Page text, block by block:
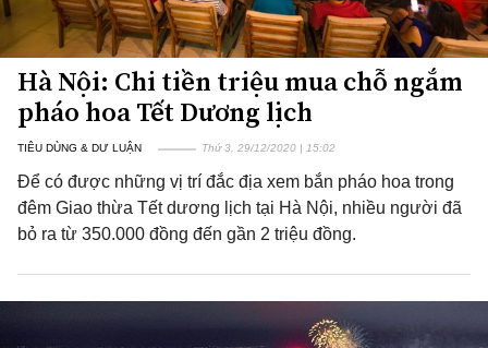
Hà Nội: Chi tiền triệu mua chỗ ngắm
pháo hoa Tết Dương lịch
TIÊU DÙNG & DƯ LUẬN Thứ 3, 29/12/2020 | 15:02
Để có được những vị trí đắc địa xem bắn pháo hoa trong
đêm Giao thừa Tết dương lịch tại Hà Nội, nhiều người đã
bỏ ra từ 350.000 đồng đến gần 2 triệu đồng.